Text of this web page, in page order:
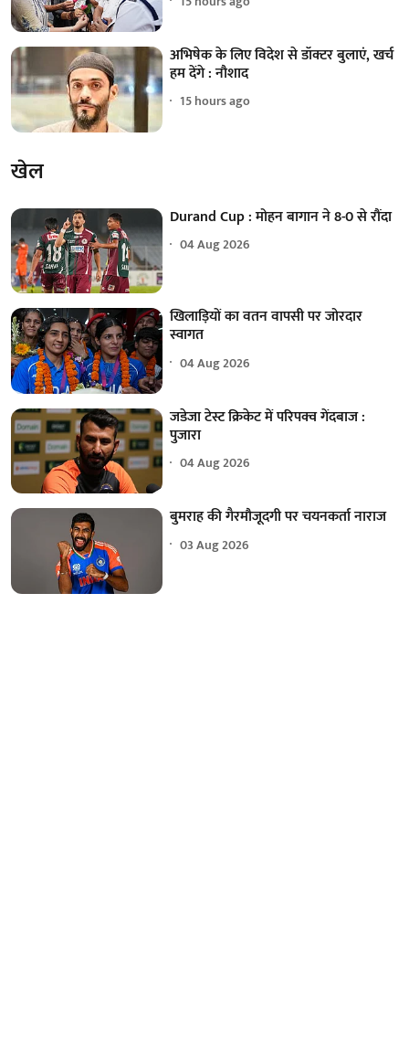
अभिषेक के लिए विदेश से डॉक्टर बुलाएं, खर्च
हम देंगे : नौशाद
15 hours ago
खेल
Durand Cup : मोहन बागान ने 8-0 से रौंदा
04 Aug 2026
खिलाड़ियों का वतन वापसी पर जोरदार
स्वागत
04 Aug 2026
जडेजा टेस्ट क्रिकेट में परिपक्व गेंदबाज :
पुजारा
04 Aug 2026
बुमराह की गैरमौजूदगी पर चयनकर्ता नाराज
03 Aug 2026